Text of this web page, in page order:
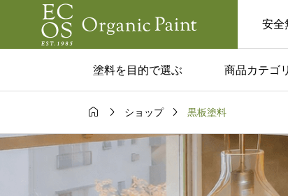
安全
塗料を目的で選ぶ 商品カテゴ
一覧 コラム一
美容室やサロン
ボード｜活用の

  ショップ  黒板塗料